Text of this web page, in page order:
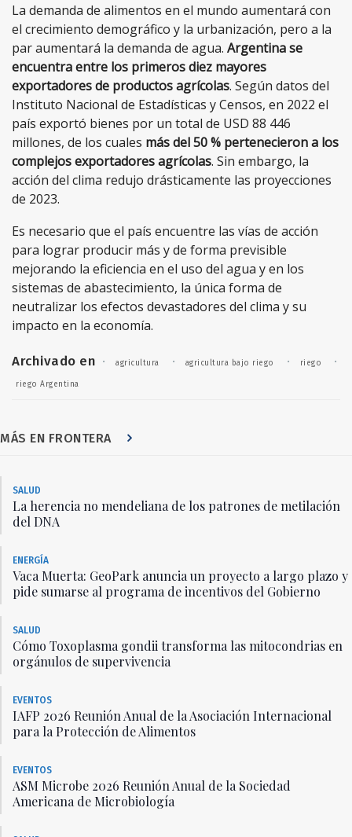
La demanda de alimentos en el mundo aumentará con
el crecimiento demográfico y la urbanización, pero a la
par aumentará la demanda de agua. Argentina se
encuentra entre los primeros diez mayores
exportadores de productos agrícolas. Según datos del
Instituto Nacional de Estadísticas y Censos, en 2022 el
país exportó bienes por un total de USD 88 446
millones, de los cuales más del 50 % pertenecieron a los
complejos exportadores agrícolas. Sin embargo, la
acción del clima redujo drásticamente las proyecciones
de 2023.
Es necesario que el país encuentre las vías de acción
para lograr producir más y de forma previsible
mejorando la eficiencia en el uso del agua y en los
sistemas de abastecimiento, la única forma de
neutralizar los efectos devastadores del clima y su
impacto en la economía.
Archivado en · agricultura · agricultura bajo riego · riego ·
riego Argentina
MÁS EN FRONTERA
SALUD
La herencia no mendeliana de los patrones de metilación
del DNA
ENERGÍA
Vaca Muerta: GeoPark anuncia un proyecto a largo plazo y
pide sumarse al programa de incentivos del Gobierno
SALUD
Cómo Toxoplasma gondii transforma las mitocondrias en
orgánulos de supervivencia
EVENTOS
IAFP 2026 Reunión Anual de la Asociación Internacional
para la Protección de Alimentos
EVENTOS
ASM Microbe 2026 Reunión Anual de la Sociedad
Americana de Microbiología